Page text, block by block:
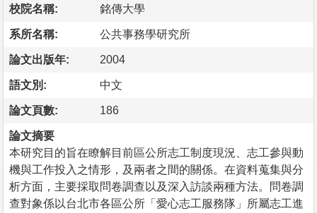
校院名稱: 銘傳大學
系所名稱: 公共事務學研究所
論文出版年: 2004
語文別: 中文
論文頁數: 186
論文摘要
本研究目的旨在瞭解目前區公所志工制度現況、志工參與動
機與工作投入之情形，及兩者之間的關係。在資料蒐集與分
析方面，主要採取問卷調查以及深入訪談兩種方法。問卷調
查對象係以台北市各區公所「愛心志工服務隊」所屬志工進